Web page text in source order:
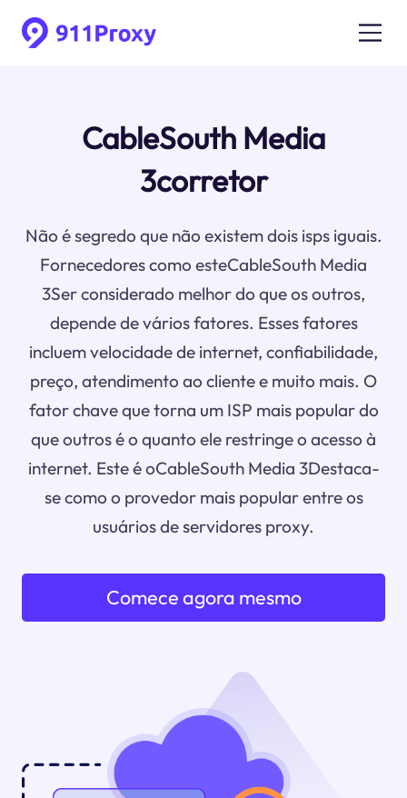
CableSouth Media
3corretor
Não é segredo que não existem dois isps iguais.
Fornecedores como esteCableSouth Media
3Ser considerado melhor do que os outros,
depende de vários fatores. Esses fatores
incluem velocidade de internet, confiabilidade,
preço, atendimento ao cliente e muito mais. O
fator chave que torna um ISP mais popular do
que outros é o quanto ele restringe o acesso à
internet. Este é oCableSouth Media 3Destaca-
se como o provedor mais popular entre os
usuários de servidores proxy.
Comece agora mesmo